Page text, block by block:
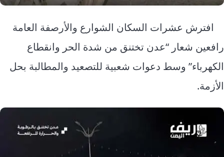
افترش عشرات السكان الشوارع والأرصفة العامة
رافعين شعار “عدن تختنق من شدة الحر وانقطاع
الكهرباء” وسط دعوات شعبية للتصعيد والمطالبة بحل
الأزمة.